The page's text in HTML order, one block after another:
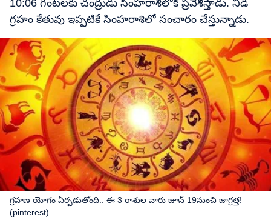
10:06 గంటలకు చంద్రుడు సింహరాశిలోకి ప్రవేశిస్తాడు. నీడ
గ్రహం కేతువు ఇప్పటికే సింహరాశిలో సంచారం చేస్తున్నాడు.
గ్రహణ యోగం ఏర్పడుతోంది.. ఈ 3 రాశుల వారు జూన్ 19నుంచి జాగ్రత్త!
(pinterest)